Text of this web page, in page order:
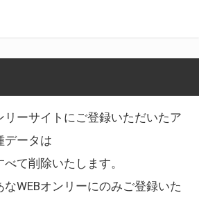
リーサイトにご登録いただいたア
データは
て削除いたします。
WEBオンリーにのみご登録いた